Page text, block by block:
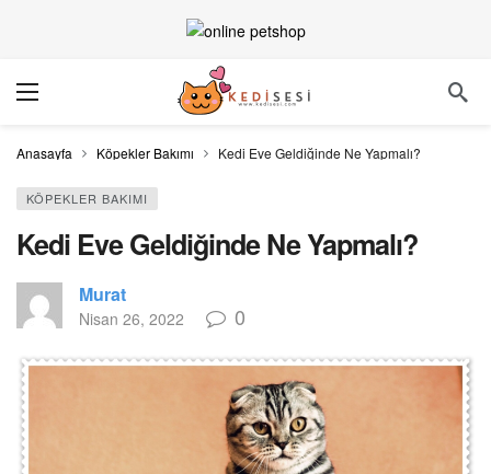
Anasayfa Köpekler Bakımı Kedi Eve Geldiğinde Ne Yapmalı?
KÖPEKLER BAKIMI
Kedi Eve Geldiğinde Ne Yapmalı?
Murat
Nisan 26, 2022 0